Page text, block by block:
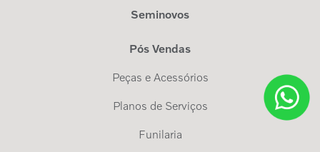
Seminovos
Pós Vendas
Peças e Acessórios
Planos de Serviços
Funilaria